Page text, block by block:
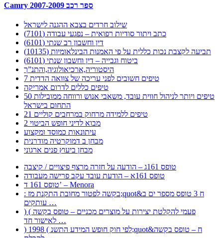
Camry 2007-2009 ספר רכב
שילוב חרדים בצבא ההגנה לישראל
כתב ויתור סודיות רפואית – נפגעי עבודה (7101)
דין וחשבון רב שנתי (6101)
תביעה לקצבת נכות כללית על פי האמנות הבינלאומיות (10135)
ביטוח וגבייה – דין וחשבון שנתי (6101)
היסטוריה,ארכיאולוגיה,והתנ”ך
7 טיפים חשובים לפני עריכה של צוואה הדדית
טיפים כללים לדרום אמריקה
50 טיפים ויותר לניהול חווית עובד, משאבי אנוש ורווחה ממובילות
התחום בישראל
21 טיפים ללמידה מרחוק במרחבים קוליים
מבוא לדיני חופש הביטוי 2
עיתונאות כמוסד ומקצוע
מבחן ב דמוקרטיה מודרנית
מבחן ביעוץ פנים ארגוני
טופס 161ג – הודעה על חזרה מרצף פיצויים / קיצבה
טופס 161א – הודעת עובד עקב פרישה מעבודה
טופס 161 ד’ – Menora
: בקשה לפטור מחובת התקנת מז;quot&ח 3 טופס מספר ים ב
עותקים …
) ( פעמי להקלטת יצירות על מוצרים מכניים – טופס בקשה
לאישור חד …
) 1998 ( לפי חוק חופש המידע התשנ;quot&ח – טופס בקשה